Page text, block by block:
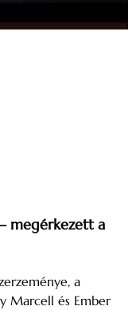
megérkezett a
a
Marcell és Ember